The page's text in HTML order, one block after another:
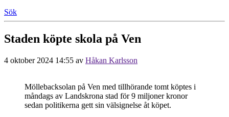
Sök
Staden köpte skola på Ven
4 oktober 2024 14:55 av Håkan Karlsson
Möllebacksolan på Ven med tillhörande tomt köptes i
måndags av Landskrona stad för 9 miljoner kronor
sedan politikerna gett sin välsignelse åt köpet.